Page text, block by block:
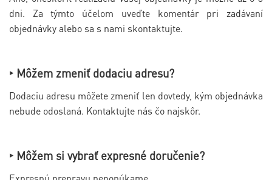
dni. Za týmto účelom uveďte komentár pri zadávaní
objednávky alebo sa s nami skontaktujte.
‣ Môžem zmeniť dodaciu adresu?
Dodaciu adresu môžete zmeniť len dovtedy, kým objednávka
nebude odoslaná. Kontaktujte nás čo najskôr.
‣ Môžem si vybrať expresné doručenie?